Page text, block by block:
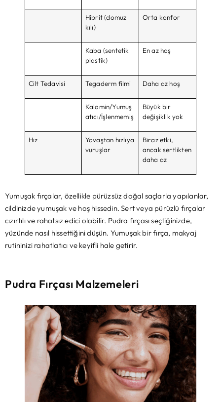
Hibrit (domuz
kılı)
Orta konfor
Kaba (sentetik
plastik)
En az hoş
Cilt Tedavisi Tegaderm filmi Daha az hoş
Kalamin/Yumuş
atıcı/İşlenmemiş
Büyük bir
değişiklik yok
Hız
Yavaştan hızlıya
vuruşlar
Biraz etki,
ancak sertlikten
daha az
Yumuşak fırçalar, özellikle pürüzsüz doğal saçlarla yapılanlar,
cildinizde yumuşak ve hoş hissedin. Sert veya pürüzlü fırçalar
cızırtılı ve rahatsız edici olabilir. Pudra fırçası seçtiğinizde,
yüzünde nasıl hissettiğini düşün. Yumuşak bir fırça, makyaj
rutininizi rahatlatıcı ve keyifli hale getirir.
Pudra Fırçası Malzemeleri